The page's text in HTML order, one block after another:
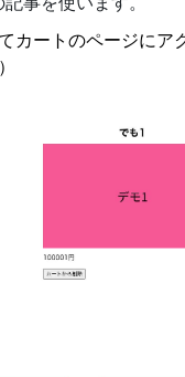
カートのページにア